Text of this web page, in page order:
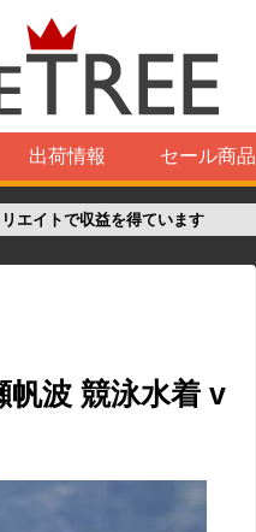
出荷情報 セール商品
エイトで収益を得ています
帆波 競泳水着 v